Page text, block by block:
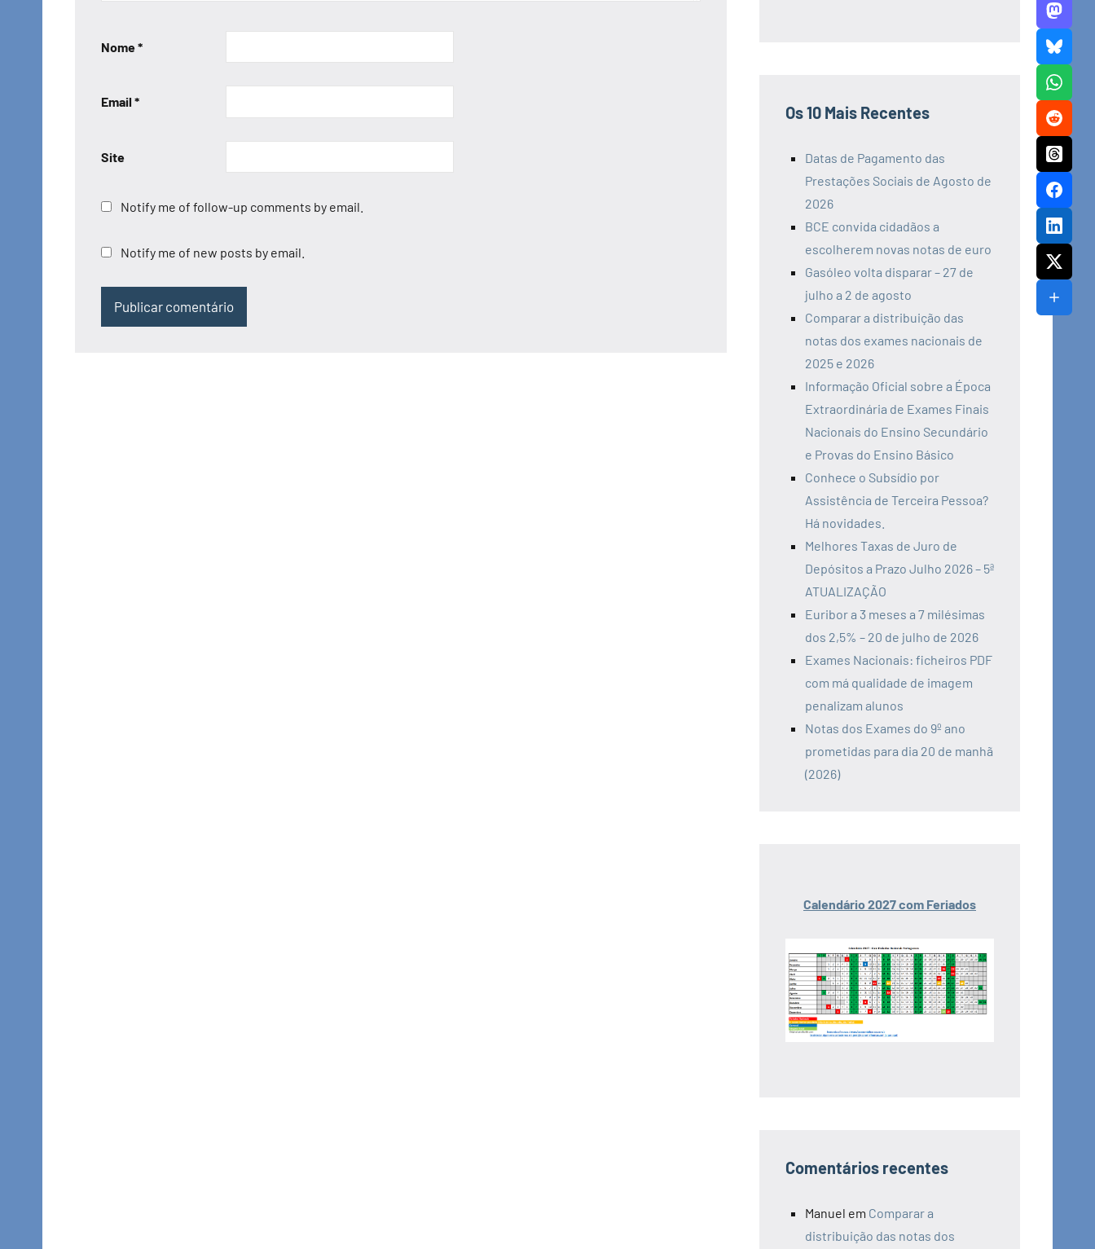
Nome*
Email *
Site
Notify me of follow-up comments by email.
Notify me of new posts by email.
Os 10 Mais Recentes
Datas de Pagamento das
Prestações Sociais de Agosto de
2026
BCE convida cidadãos a
escolherem novas notas de euro
Gasóleo volta disparar – 27 de
julho a 2 de agosto
Comparar a distribuição das
notas dos exames nacionais de
2025 e 2026
Informação Oficial sobre a Época
Extraordinária de Exames Finais
Nacionais do Ensino Secundário
e Provas do Ensino Básico
Conhece o Subsídio por
Assistência de Terceira Pessoa?
Há novidades.
Melhores Taxas de Juro de
Depósitos a Prazo Julho 2026 – 5ª
ATUALIZAÇÃO
Euribor a 3 meses a 7 milésimas
dos 2,5% – 20 de julho de 2026
Exames Nacionais: ficheiros PDF
com má qualidade de imagem
penalizam alunos
Notas dos Exames do 9º ano
prometidas para dia 20 de manhã
(2026)
Calendário 2027 com Feriados
Comentários recentes
Manuel em Comparar a
distribuição das notas dos